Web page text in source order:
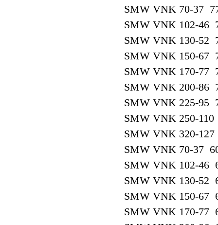
SMW VNK 70-37
SMW VNK 102-46
SMW VNK 130-52
SMW VNK 150-67
SMW VNK 170-77
SMW VNK 200-86
SMW VNK 225-95
SMW VNK 250-110
SMW VNK 320-127
SMW VNK 70-37
SMW VNK 102-46
SMW VNK 130-52
SMW VNK 150-67
SMW VNK 170-77